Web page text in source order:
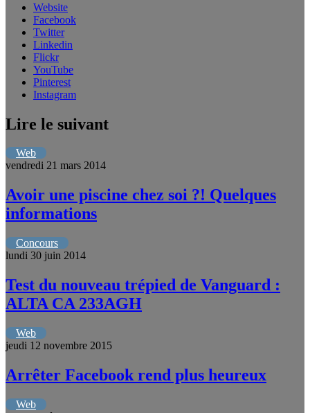
Website
Facebook
Twitter
Linkedin
Flickr
YouTube
Pinterest
Instagram
Lire le suivant
Web
vendredi 21 mars 2014
Avoir une piscine chez soi ?! Quelques
informations
Concours
lundi 30 juin 2014
Test du nouveau trépied de Vanguard :
ALTA CA 233AGH
Web
jeudi 12 novembre 2015
Arrêter Facebook rend plus heureux
Web